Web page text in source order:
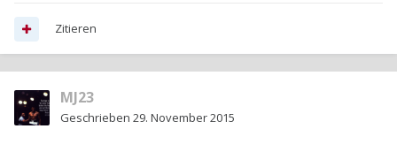
Zitieren
MJ23
Geschrieben 29. November 2015